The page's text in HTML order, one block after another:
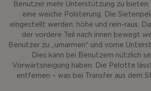
Benutzer mehr Unterstützung zu
eine weiche Polsterung. Die
eingestellt werden: höhe und rein-raus.
der vordere Teil nach innen bewegt
Benutzer zu „umarmen“ und vorne
Dies kann bei Benutzern nützlich
Vorwärtsneigung haben. Die Pelotte
entfernen – was bei Transfer aus dem